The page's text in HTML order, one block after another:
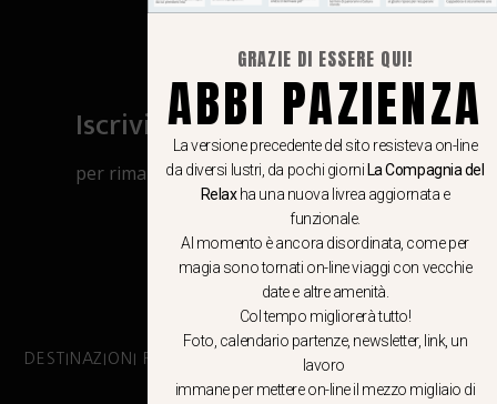
Iscriviti al canale Whatsapp
per rimanere aggiornato su viaggi, eventi
e notizie!
CLICCA QUI
DESTINAZIONI PRINCIPALI
GRAZIE DI ESSERE QUI!
ABBI PAZIENZA
La versione precedente del sito resisteva on-line
da diversi lustri, da pochi giorni La Compagnia del
Relaxha una nuova livrea aggiornata e
funzionale.
Al momento è ancora disordinata, come per
magia sono tornati on-line viaggi con vecchie
date e altre amenità.
Col tempo migliorerà tutto!
Foto, calendario partenze, newsletter, link, un
lavoro
immane per mettere on-line il mezzo migliaio di